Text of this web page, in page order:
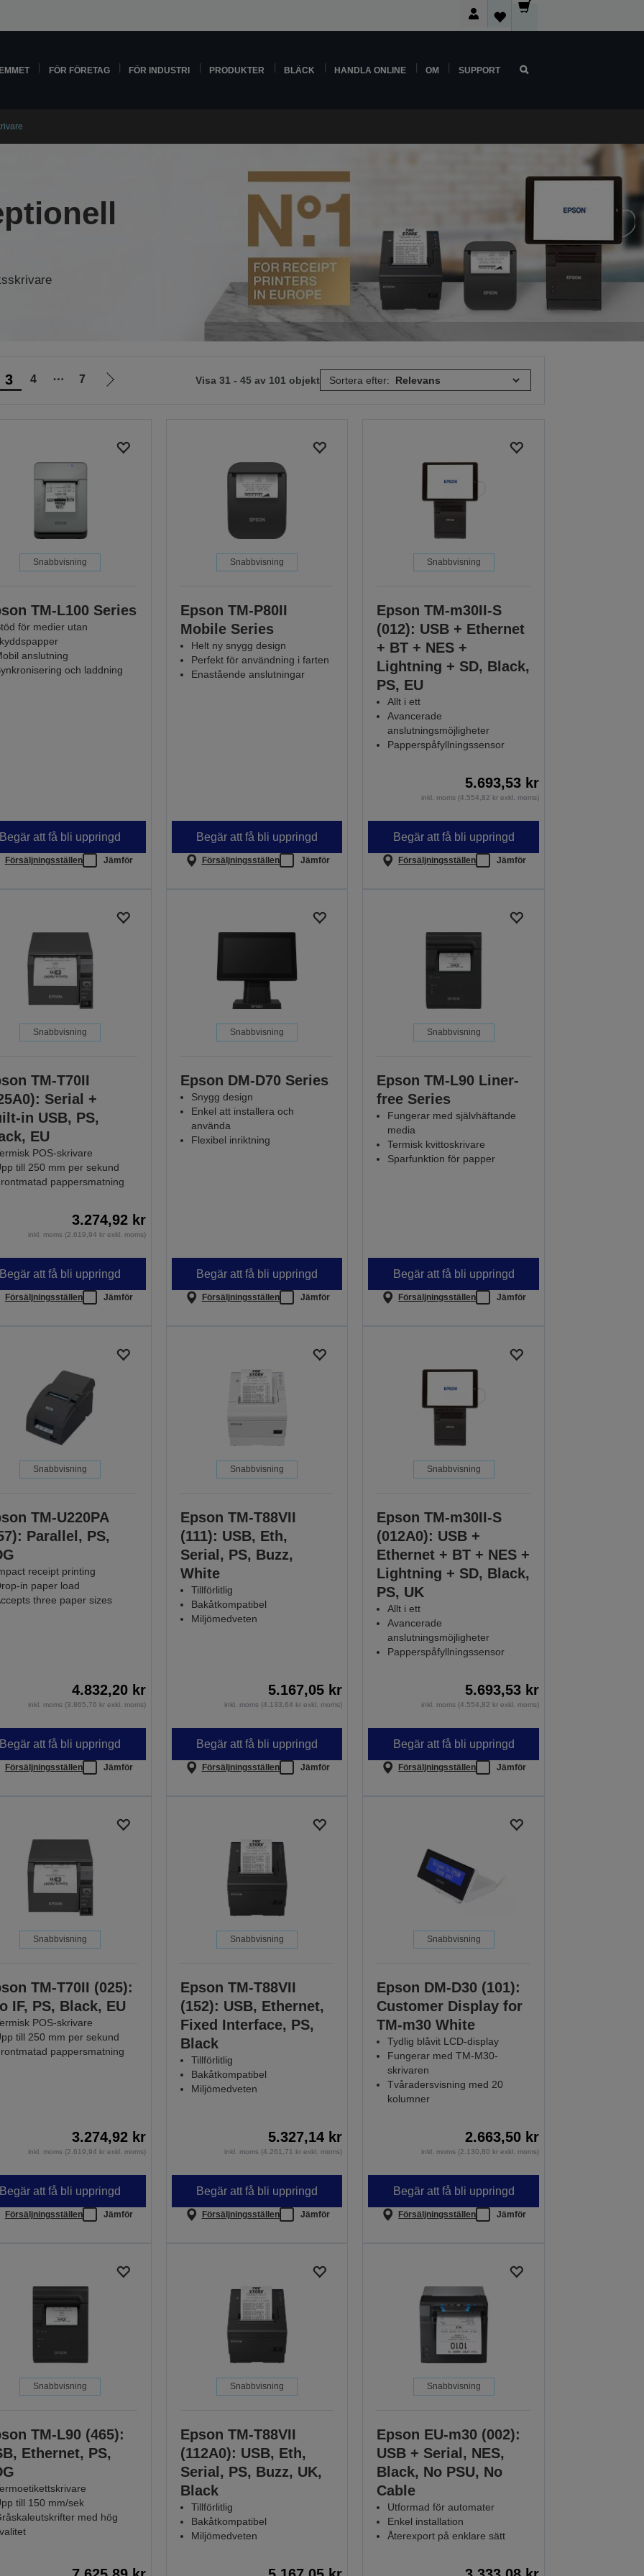
FÖR FÖRETAG FÖR INDUSTRI PRODUKTER BLÄCK HANDLA ONLINE OM SUPPORT
3 4 ⋯ 7
Gå
Visa 31 - 45 av 101 objekt Sortera efter:
Snabbvisning
TM-L100 Series
för medier utan
anslutning
och laddning
Begär att få bli uppringd
Försäljningsställen Jämför
Snabbvisning
Epson TM-P80II
Mobile Series
Helt ny snygg design
Perfekt för användning i farten
Enastående anslutningar
Begär att få bli uppringd
Försäljningsställen Jämför
Snabbvisning
Epson TM-m30II-S
(012): USB + Ethernet
+ BT + NES +
Lightning + SD, Black,
PS, EU
Allt i ett
Avancerade
anslutningsmöjligheter
Papperspåfyllningssensor
5.693,53 kr
inkl. moms (4.554,82 kr exkl. moms)
Begär att få bli uppringd
Försäljningsställen Jämför
Snabbvisning
TM-T70II
Serial +
in USB, PS,
EU
POS-skrivare
till 250 mm per sekund
pappersmatning
3.274,92 kr
inkl. moms (2.619,94 kr exkl. moms)
Begär att få bli uppringd
Försäljningsställen Jämför
Snabbvisning
Epson DM-D70 Series
Snygg design
Enkel att installera och
använda
Flexibel inriktning
Begär att få bli uppringd
Försäljningsställen Jämför
Snabbvisning
Epson TM-L90 Liner-
free Series
Fungerar med självhäftande
media
Termisk kvittoskrivare
Sparfunktion för papper
Begär att få bli uppringd
Försäljningsställen Jämför
Snabbvisning
TM-U220PA
Parallel, PS,
receipt printing
in paper load
three paper sizes
4.832,20 kr
inkl. moms (3.865,76 kr exkl. moms)
Begär att få bli uppringd
Försäljningsställen Jämför
Snabbvisning
Epson TM-T88VII
(111): USB, Eth,
Serial, PS, Buzz,
White
Tillförlitlig
Bakåtkompatibel
Miljömedveten
5.167,05 kr
inkl. moms (4.133,64 kr exkl. moms)
Begär att få bli uppringd
Försäljningsställen Jämför
Snabbvisning
Epson TM-m30II-S
(012A0): USB +
Ethernet + BT + NES +
Lightning + SD, Black,
PS, UK
Allt i ett
Avancerade
anslutningsmöjligheter
Papperspåfyllningssensor
5.693,53 kr
inkl. moms (4.554,82 kr exkl. moms)
Begär att få bli uppringd
Försäljningsställen Jämför
Snabbvisning
TM-T70II (025):
IF, PS, Black, EU
POS-skrivare
till 250 mm per sekund
pappersmatning
3.274,92 kr
inkl. moms (2.619,94 kr exkl. moms)
Begär att få bli uppringd
Försäljningsställen Jämför
Snabbvisning
Epson TM-T88VII
(152): USB, Ethernet,
Fixed Interface, PS,
Black
Tillförlitlig
Bakåtkompatibel
Miljömedveten
5.327,14 kr
inkl. moms (4.261,71 kr exkl. moms)
Begär att få bli uppringd
Försäljningsställen Jämför
Snabbvisning
Epson DM-D30 (101):
Customer Display for
TM-m30 White
Tydlig blåvit LCD-display
Fungerar med TM-M30-
skrivaren
Tvåradersvisning med 20
kolumner
2.663,50 kr
inkl. moms (2.130,80 kr exkl. moms)
Begär att få bli uppringd
Försäljningsställen Jämför
Snabbvisning
TM-L90 (465):
Ethernet, PS,
till 150 mm/sek
med hög
Snabbvisning
Epson TM-T88VII
(112A0): USB, Eth,
Serial, PS, Buzz, UK,
Black
Tillförlitlig
Bakåtkompatibel
Miljömedveten
Snabbvisning
Epson EU-m30 (002):
USB + Serial, NES,
Black, No PSU, No
Cable
Utformad för automater
Enkel installation
Återexport på enklare sätt